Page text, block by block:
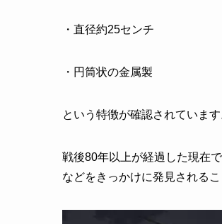
・直径約25センチ
・円筒状の金属製
という特徴が確認されています
戦後80年以上が経過した現在
などをきっかけに発見されるこ